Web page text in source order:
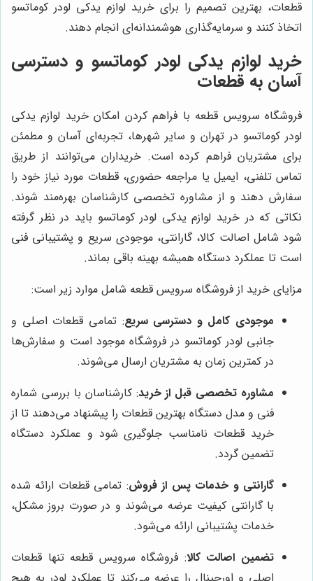
قطعات، بهترین تصمیم را برای خرید لوازم یدکی لودر کوماتسو
اتخاذ کنند و سرمایه‌گذاری هوشمندانه‌ای انجام دهند.
خرید لوازم یدکی لودر کوماتسو و دسترسی
آسان به قطعات
فروشگاه سرویس قطعه با فراهم کردن امکان خرید لوازم یدکی
لودر کوماتسو در تهران و سایر شهرها، تجربه‌ای آسان و مطمئن
برای مشتریان فراهم کرده است. خریداران می‌توانند از طریق
تماس تلفنی، ایمیل یا مراجعه حضوری، قطعات مورد نیاز خود را
سفارش دهند و از مشاوره تخصصی کارشناسان بهره‌مند شوند.
نکاتی که در خرید لوازم یدکی لودر کوماتسو باید در نظر گرفته
شود شامل اصالت کالا، گارانتی، موجودی سریع و پشتیبانی فنی
است تا عملکرد دستگاه همیشه بهینه باقی بماند.
مزایای خرید از فروشگاه سرویس قطعه شامل موارد زیر است:
موجودی کامل و دسترسی سریع: تمامی قطعات اصلی و
جانبی لودر کوماتسو در فروشگاه موجود است و سفارش‌ها
در کمترین زمان به مشتریان ارسال می‌شوند.
مشاوره تخصصی قبل از خرید: کارشناسان با بررسی شماره
فنی و مدل دستگاه بهترین قطعات را پیشنهاد می‌دهند تا از
خرید قطعات نامناسب جلوگیری شود و عملکرد دستگاه
تضمین گردد.
گارانتی و خدمات پس از فروش: تمامی قطعات ارائه شده
با گارانتی کیفیت عرضه می‌شوند و در صورت بروز مشکل،
خدمات پشتیبانی ارائه می‌شود.
تضمین اصالت کالا: فروشگاه سرویس قطعه تنها قطعات